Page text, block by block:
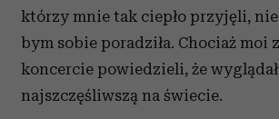
którzy mnie tak ciepło przyjęli,
bym sobie poradziła. Chociaż moi
koncercie powiedzieli, że
najszczęśliwszą na świecie.